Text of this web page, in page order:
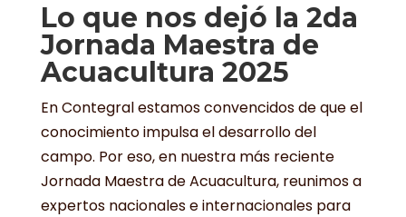
Lo que nos dejó la 2da
Jornada Maestra de
Acuacultura 2025
En Contegral estamos convencidos de que el
conocimiento impulsa el desarrollo del
campo. Por eso, en nuestra más reciente
Jornada Maestra de Acuacultura, reunimos a
expertos nacionales e internacionales para